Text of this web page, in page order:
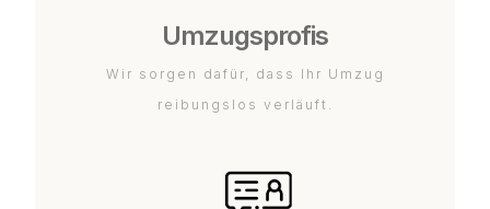
Umzugsprofis
Wir sorgen dafür, dass Ihr Umzug
reibungslos verläuft.